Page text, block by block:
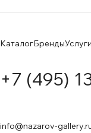
КаталогБрендыУслуги
+7 (495)
info@nazarov-